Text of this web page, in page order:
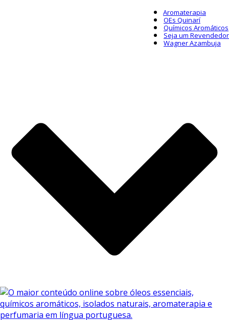
Aromaterapia
OEs Quinarí
Químicos Aromáticos
Seja um Revendedor
Wagner Azambuja